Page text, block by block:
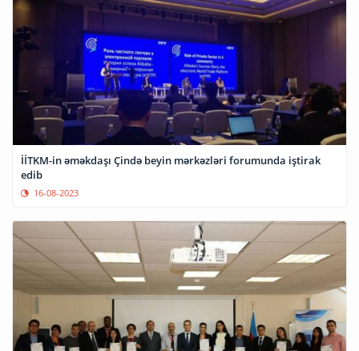
İİTKM-in əməkdaşı Çində beyin mərkəzləri forumunda iştirak
edib
16-08-2023